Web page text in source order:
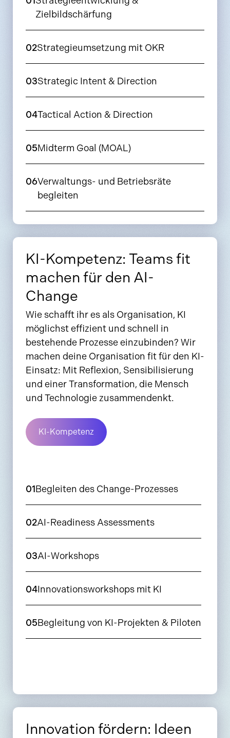
Zielbildschärfung
02Strategieumsetzung mit OKR
03Strategic Intent & Direction
04Tactical Action & Direction
05Midterm Goal (MOAL)
06Verwaltungs- und Betriebsräte
begleiten
KI-Kompetenz: Teams fit
machen für den AI-
Change
Wie schafft ihr es als Organisation, KI
möglichst effizient und schnell in
bestehende Prozesse einzubinden? Wir
machen deine Organisation fit für den KI-
Einsatz: Mit Reflexion, Sensibilisierung
und einer Transformation, die Mensch
und Technologie zusammendenkt.
KI-Kompetenz
01Begleiten des Change-Prozesses
02AI-Readiness Assessments
03AI-Workshops
04Innovationsworkshops mit KI
05Begleitung von KI-Projekten & Piloten
Innovation fördern: Ideen